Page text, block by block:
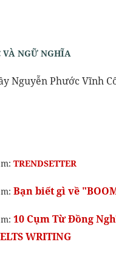
VÀ NGỮ NGHĨA
Nguyễn Phước Vĩnh
TRENDSETTER
Bạn biết gì về
10 Cụm Từ Đồng
WRITING